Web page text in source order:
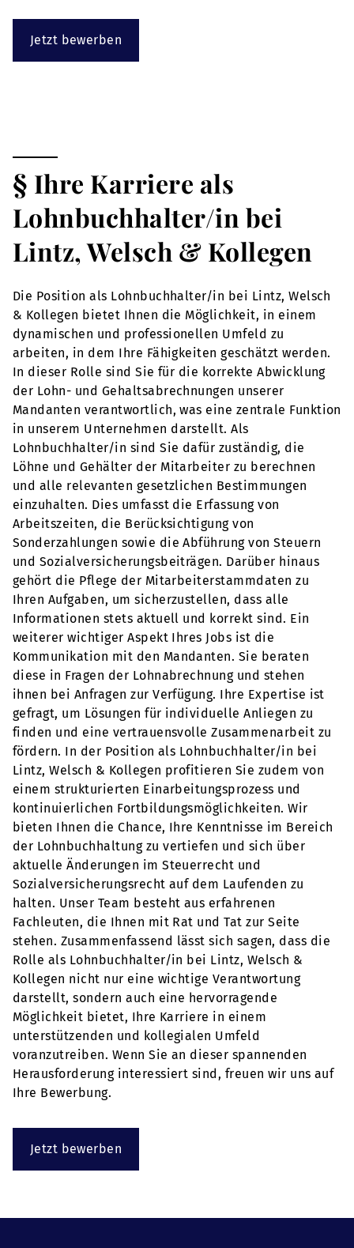
Jetzt bewerben
§ Ihre Karriere als
Lohnbuchhalter/in bei
Lintz, Welsch & Kollegen
Die Position als Lohnbuchhalter/in bei Lintz, Welsch
& Kollegen bietet Ihnen die Möglichkeit, in einem
dynamischen und professionellen Umfeld zu
arbeiten, in dem Ihre Fähigkeiten geschätzt werden.
In dieser Rolle sind Sie für die korrekte Abwicklung
der Lohn- und Gehaltsabrechnungen unserer
Mandanten verantwortlich, was eine zentrale Funktion
in unserem Unternehmen darstellt. Als
Lohnbuchhalter/in sind Sie dafür zuständig, die
Löhne und Gehälter der Mitarbeiter zu berechnen
und alle relevanten gesetzlichen Bestimmungen
einzuhalten. Dies umfasst die Erfassung von
Arbeitszeiten, die Berücksichtigung von
Sonderzahlungen sowie die Abführung von Steuern
und Sozialversicherungsbeiträgen. Darüber hinaus
gehört die Pflege der Mitarbeiterstammdaten zu
Ihren Aufgaben, um sicherzustellen, dass alle
Informationen stets aktuell und korrekt sind. Ein
weiterer wichtiger Aspekt Ihres Jobs ist die
Kommunikation mit den Mandanten. Sie beraten
diese in Fragen der Lohnabrechnung und stehen
ihnen bei Anfragen zur Verfügung. Ihre Expertise ist
gefragt, um Lösungen für individuelle Anliegen zu
finden und eine vertrauensvolle Zusammenarbeit zu
fördern. In der Position als Lohnbuchhalter/in bei
Lintz, Welsch & Kollegen profitieren Sie zudem von
einem strukturierten Einarbeitungsprozess und
kontinuierlichen Fortbildungsmöglichkeiten. Wir
bieten Ihnen die Chance, Ihre Kenntnisse im Bereich
der Lohnbuchhaltung zu vertiefen und sich über
aktuelle Änderungen im Steuerrecht und
Sozialversicherungsrecht auf dem Laufenden zu
halten. Unser Team besteht aus erfahrenen
Fachleuten, die Ihnen mit Rat und Tat zur Seite
stehen. Zusammenfassend lässt sich sagen, dass die
Rolle als Lohnbuchhalter/in bei Lintz, Welsch &
Kollegen nicht nur eine wichtige Verantwortung
darstellt, sondern auch eine hervorragende
Möglichkeit bietet, Ihre Karriere in einem
unterstützenden und kollegialen Umfeld
voranzutreiben. Wenn Sie an dieser spannenden
Herausforderung interessiert sind, freuen wir uns auf
Ihre Bewerbung.
Jetzt bewerben